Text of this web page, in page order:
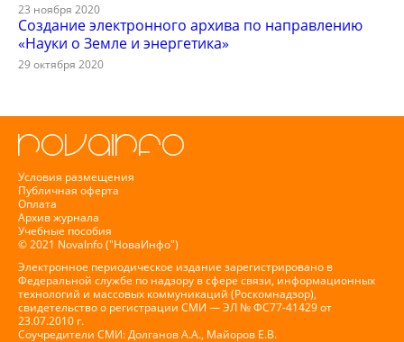
23 ноября 2020
Создание электронного архива по направлению
«Науки о Земле и энергетика»
29 октября 2020
Условия размещения
Публичная оферта
Оплата
Архив журнала
Учебные пособия
© 2021 NovaInfo ("НоваИнфо")
Электронное периодическое издание зарегистрировано в
Федеральной службе по надзору в сфере связи, информационных
технологий и массовых коммуникаций (Роскомнадзор),
свидетельство о регистрации СМИ — ЭЛ № ФС77-41429 от
23.07.2010 г.
Соучредители СМИ: Долганов А.А., Майоров Е.В.